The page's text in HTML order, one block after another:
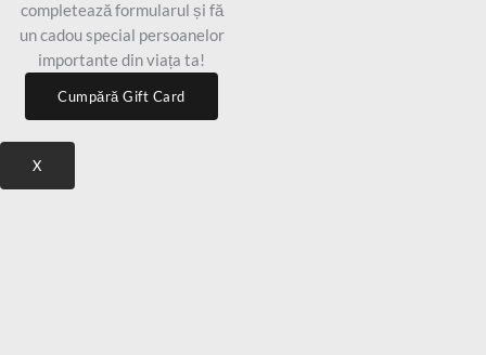
completează formularul și fă
un cadou special persoanelor
importante din viața ta!
Cumpără Gift Card
X